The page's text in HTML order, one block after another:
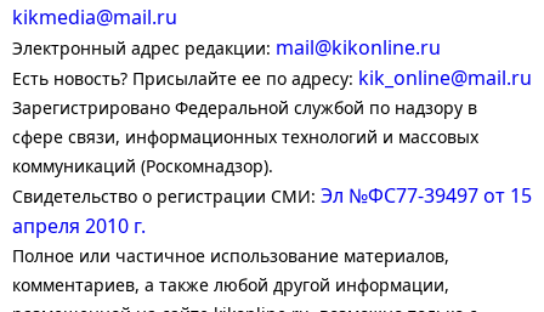
kikmedia@mail.ru
Электронный адрес редакции: mail@kikonline.ru
Есть новость? Присылайте ее по адресу: kik_online@mail.ru
Зарегистрировано Федеральной службой по надзору в
сфере связи, информационных технологий и массовых
коммуникаций (Роскомнадзор).
Свидетельство о регистрации СМИ: Эл №ФС77-39497 от 15
апреля 2010 г.
Полное или частичное использование материалов,
комментариев, а также любой другой информации,